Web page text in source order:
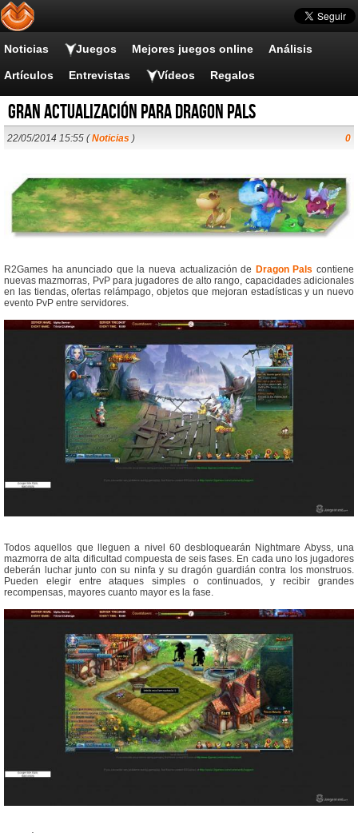
Noticias Juegos Mejores juegos online Análisis
Artículos Entrevistas Vídeos Regalos
Gran actualización para Dragon Pals
22/05/2014 15:55 (Noticias ) 0
R2Games ha anunciado que la nueva actualización de Dragon Pals contiene
nuevas mazmorras, PvP para jugadores de alto rango, capacidades adicionales
en las tiendas, ofertas relámpago, objetos que mejoran estadísticas y un nuevo
evento PvP entre servidores.
Todos aquellos que lleguen a nivel 60 desbloquearán Nightmare Abyss, una
mazmorra de alta dificultad compuesta de seis fases. En cada uno los jugadores
deberán luchar junto con su ninfa y su dragón guardián contra los monstruos.
Pueden elegir entre ataques simples o continuados, y recibir grandes
recompensas, mayores cuanto mayor es la fase.